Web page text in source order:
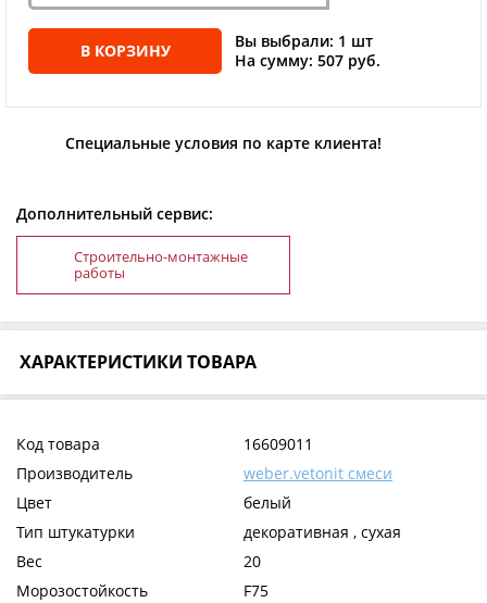
В КОРЗИНУ
Вы выбрали: 1 шт
На сумму: 507 руб.
Специальные условия по карте клиента!
Дополнительный сервис:
Строительно-монтажные
работы
ХАРАКТЕРИСТИКИ ТОВАРА
Код товара
16609011
Производитель
weber.vetonit смеси
Цвет
белый
Тип штукатурки
декоративная , сухая
Вес
20
Морозостойкость
F75